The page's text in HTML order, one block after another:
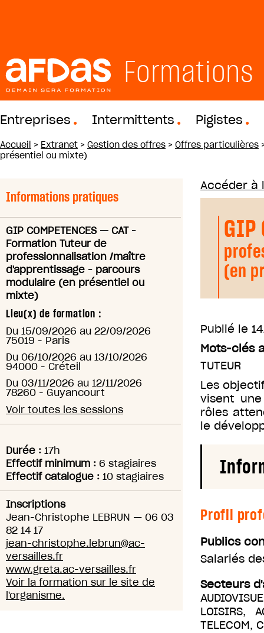
Formations
Entreprises Intermittents Pigistes
Accueil > Extranet > Gestion des offres > Offres particulières
présentiel ou mixte)
Informations pratiques
GIP COMPETENCES — CAT -
Formation Tuteur de
professionnalisation /maître
d'apprentissage - parcours
modulaire (en présentiel ou
mixte)
Lieu(x) de formation :
Du 15/09/2026 au 22/09/2026
75019 - Paris
Du 06/10/2026 au 13/10/2026
94000 - Créteil
Du 03/11/2026 au 12/11/2026
78260 - Guyancourt
Voir toutes les sessions
Durée : 17h
Effectif minimum : 6 stagiaires
Effectif catalogue : 10 stagiaires
Inscriptions
Jean-Christophe LEBRUN — 06 03
82 14 17
jean-christophe.lebrun@ac-
versailles.fr
www.greta.ac-versailles.fr
Voir la formation sur le site de
l'organisme.
Accéder à
GIP
(en
Publié le
Mots-clés
TUTEUR
Les
visent
rôles
le
Profil
Publics
Salariés
Secteurs
LOISIRS,
TELECOM,